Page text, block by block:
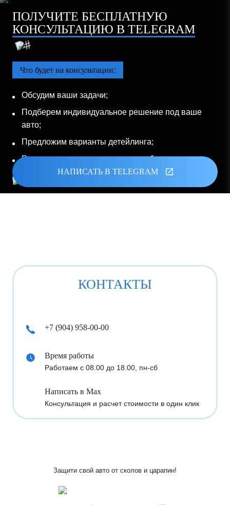
ПОЛУЧИТЕ БЕСПЛАТНУЮ
КОНСУЛЬТАЦИЮ В TELEGRAM
Что будет на консультации:
Обсудим ваши задачи;
Подберем индивидуальное решение под ваше
авто;
Предложим варианты детейлинга;
Рассчитаем стоимость и сроки работы.
НАПИСАТЬ В TELEGRAM
КОНТАКТЫ
+7 (904) 958-00-00
Время работы
Работаем с 08.00 до 18.00, пн-сб
Написать в Max
Консультация и расчет стоимости в один клик
Защити свой авто от сколов и царапин!